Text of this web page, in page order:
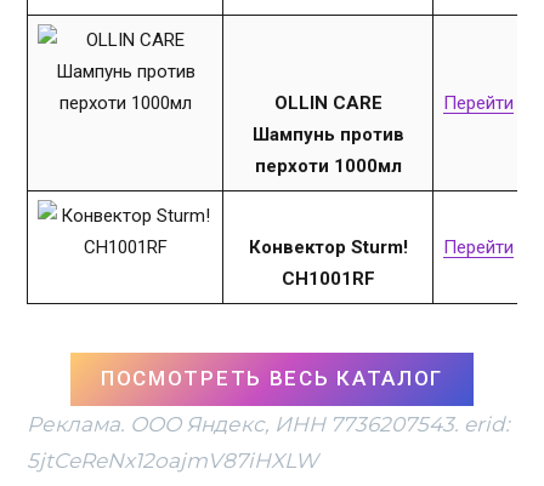
OLLIN CARE
Шампунь против
перхоти 1000мл
Перейти
Конвектор Sturm!
CH1001RF
Перейти
ПОСМОТРЕТЬ ВЕСЬ КАТАЛОГ
Реклама. ООО Яндекс, ИНН 7736207543. erid:
5jtCeReNx12oajmV87iHXLW